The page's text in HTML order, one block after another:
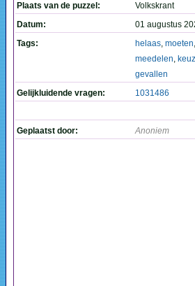
Plaats van de puzzel:
Volkskrant
Datum:
01 augustus
Tags:
helaas, moeten,
meedelen,
gevallen
Gelijkluidende vragen:
1031486
Geplaatst door: Anoniem